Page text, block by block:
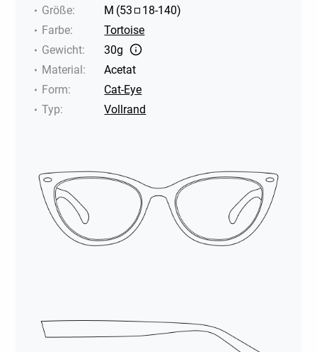
Größe: M (53 18-140)
Farbe:
Tortoise
Gewicht:
30g
Material:
Acetat
Form:
Cat-Eye
Typ: Vollrand